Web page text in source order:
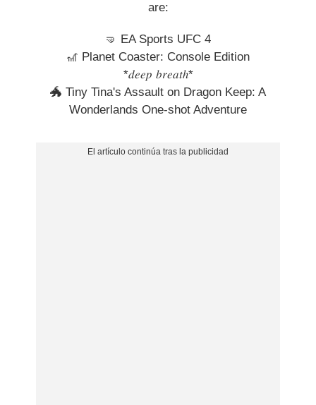
are:
🤜 EA Sports UFC 4
🎢 Planet Coaster: Console Edition
*𝑑𝑒𝑒𝑝 𝑏𝑟𝑒𝑎𝑡ℎ*
🐲 Tiny Tina's Assault on Dragon Keep: A
Wonderlands One-shot Adventure